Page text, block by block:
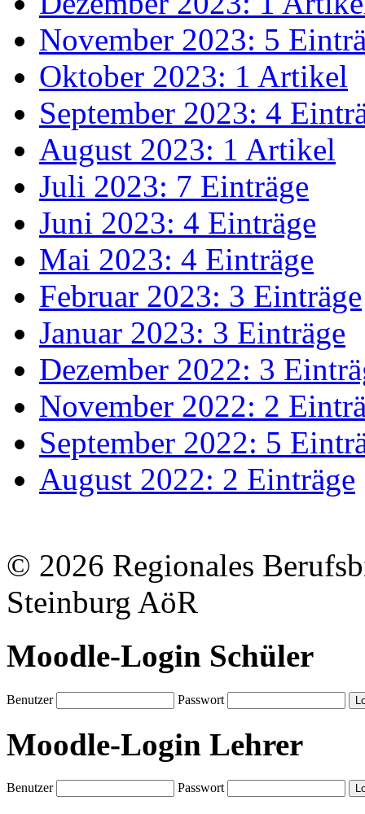
November 2023: 5
Oktober 2023: 1 Artikel
September 2023: 4
August 2023: 1 Artikel
Juli 2023: 7 Einträge
Juni 2023: 4 Einträge
Mai 2023: 4 Einträge
Februar 2023: 3 Einträge
Januar 2023: 3 Einträge
Dezember 2022: 3
November 2022: 2
September 2022: 5
August 2022: 2 Einträge
© 2026 Regionales
Steinburg AöR
Moodle-Login Schüler
Benutzer Passwort
Moodle-Login Lehrer
Benutzer Passwort